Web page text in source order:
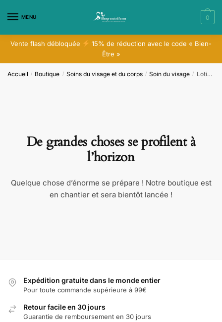
MENU 0
Vente flash débloquée
15% de réduction avec le code « Bien-
Être »
Accueil / Boutique / Soins du visage et du corps / Soin du visage / Lotion Tonique Revitalisante
De grandes choses se profilent à
l’horizon
Quelque chose d’énorme se prépare ! Notre boutique est
en chantier et sera bientôt lancée !
Expédition gratuite dans le monde entier
Pour toute commande supérieure à 99€
Retour facile en 30 jours
Guarantie de remboursement en 30 jours